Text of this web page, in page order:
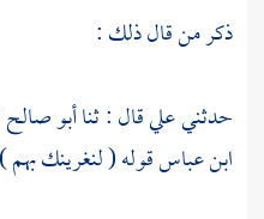
ذكر من قال ذلك :
حدثنيعليقال : ثناأبو صالح
ابن عباسقوله ( لنغرينك